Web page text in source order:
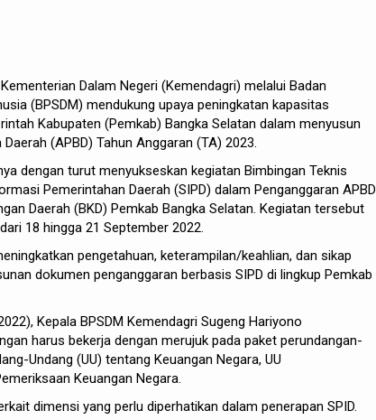
Kementerian Dalam Negeri (Kemendagri) melalui Badan
(BPSDM) mendukung upaya peningkatan kapasitas
Kabupaten (Pemkab) Bangka Selatan dalam menyusun
(APBD) Tahun Anggaran (TA) 2023.
dengan turut menyukseskan kegiatan Bimbingan Teknis
Pemerintahan Daerah (SIPD) dalam Penganggaran APBD
Daerah (BKD) Pemkab Bangka Selatan. Kegiatan tersebut
18 hingga 21 September 2022.
pengetahuan, keterampilan/keahlian, dan sikap
dokumen penganggaran berbasis SIPD di lingkup Pemkab
Kepala BPSDM Kemendagri Sugeng Hariyono
harus bekerja dengan merujuk pada paket perundangan-
Undang (UU) tentang Keuangan Negara, UU
Keuangan Negara.
dimensi yang perlu diperhatikan dalam penerapan SPID.